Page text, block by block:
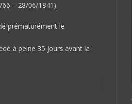
– 28/06/1841).
prématurément le
à peine 35 jours avant la